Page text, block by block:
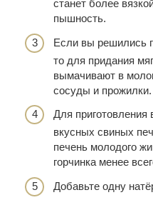
станет более
пышность.
Если вы решились
то для придания
вымачивают в
сосуды и прожилки.
Для
вкусных свиных
печень молодого
горчинка менее
Добавьте одну